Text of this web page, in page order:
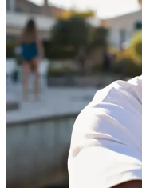
Praktisk information
Lediga jobb
Magasin
Presentkort
Min Shopping-app